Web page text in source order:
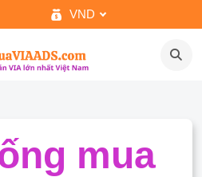
VND
mua